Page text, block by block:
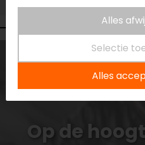
Op de
Alles
Selectie
Alles